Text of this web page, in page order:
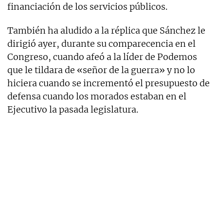
financiación de los servicios públicos.
También ha aludido a la réplica que Sánchez le
dirigió ayer, durante su comparecencia en el
Congreso, cuando afeó a la líder de Podemos
que le tildara de «señor de la guerra» y no lo
hiciera cuando se incrementó el presupuesto de
defensa cuando los morados estaban en el
Ejecutivo la pasada legislatura.